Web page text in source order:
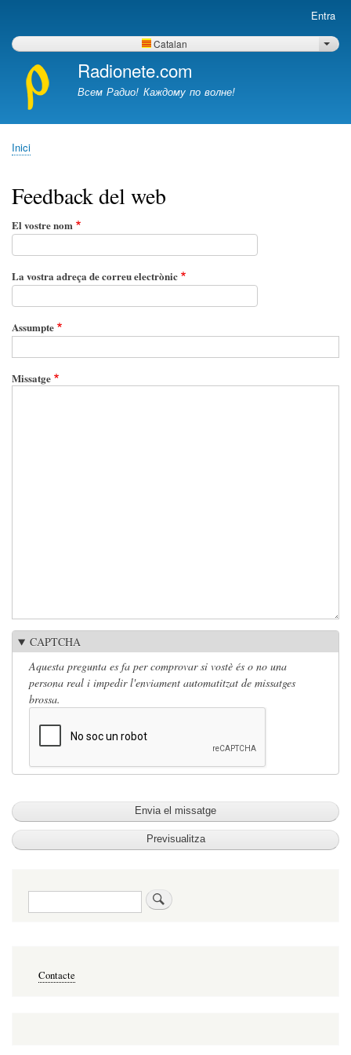
contingut
del
d'usuari
Entra
Catalan
Radionete.com
Всем Радио! Каждому по волне!
Fil
Inici
Feedback del web
El vostre nom
La vostra adreça de correu electrònic
Assumpte
Missatge
CAPTCHA
Aquesta pregunta es fa per comprovar si vostè és o no una
persona real i impedir l'enviament automatitzat de missatges
brossa.
Cerca
menu
Contacte